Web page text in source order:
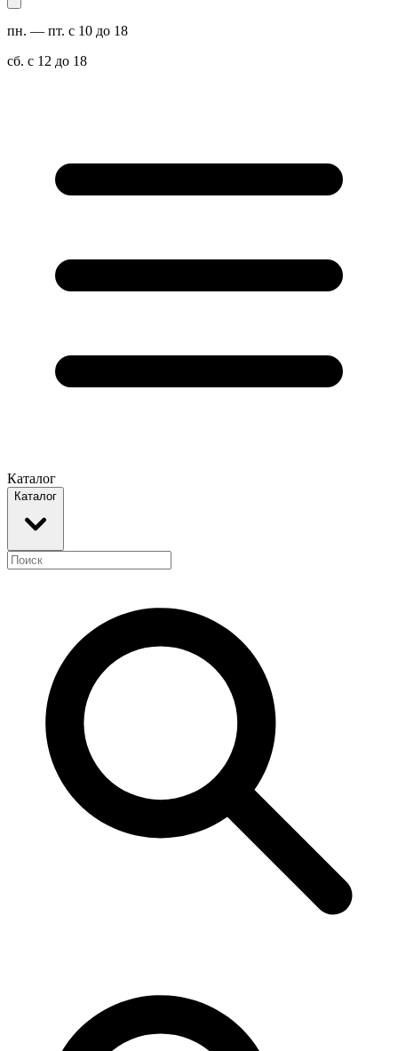
пн. — пт. с 10 до 18
сб. с 12 до 18
Каталог
Каталог